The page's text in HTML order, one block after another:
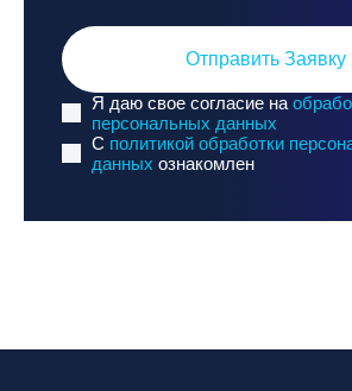
Отправить Заявку
Я даю свое согласие на
персональных данных
C политикой обработки
данных ознакомлен